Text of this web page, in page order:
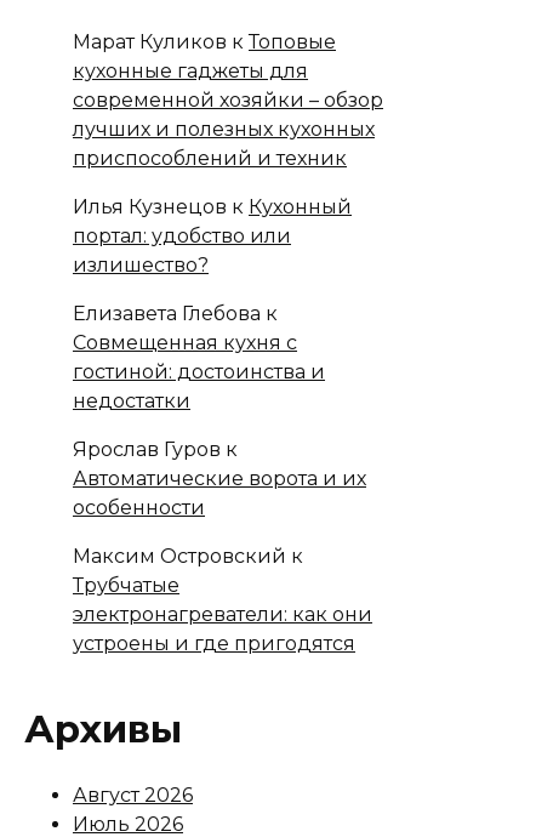
Марат Куликов кТоповые
кухонные гаджеты для
современной хозяйки – обзор
лучших и полезных кухонных
приспособлений и техник
Илья Кузнецов к Кухонный
портал: удобство или
излишество?
Елизавета Глебова к
Совмещенная кухня с
гостиной: достоинства и
недостатки
Ярослав Гуров к
Автоматические ворота и их
особенности
Максим Островский к
Трубчатые
электронагреватели: как они
устроены и где пригодятся
Архивы
Август 2026
Июль 2026